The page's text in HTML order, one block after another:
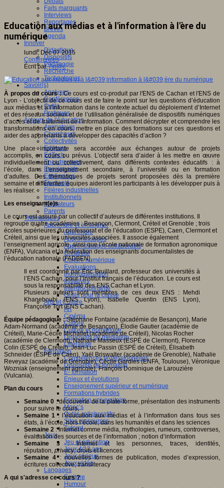
Faits marquants
Interviews
Reportages
Brèves
Agenda
Innover
Didactique
Dispositifs
Pédagogie
Recherche
Technologies
Savoir(s)
Analyses
Conférences
Outils
Pratiques
Acteurs de l'éducation
Animateurs
Chercheurs
Collectivités
Editeurs
EdTech
Encadrement
Enseignants
Entreprises
Etudiants
Filières industrielles
Institutionnels
Médiateurs
Parents
Thématiques
Apprendre et enseigner
Apprendre
Apprentissages
Apprentissages collaboratifs
Créativité
Culture numérique
Evaluations
Individualisation
Initiatives
Interdisciplinarité
Outils pour la classe
Arts et Culture
Art
Cinéma
Culture
Culture et numérique
Dispositifs de médiation
Littérature
Formation
Compétences professionnelles
Dispositifs de formation
E- formation
Enjeux et évolutions
Enseignement supérieur et numérique
Formations hybrides
Formation universitaire
Mooc’s
Outils collaboratifs
Sites ressources
Tutorat
Jeux
Jeu et éducation
Jeux 4/12 ans
Jeux sérieux
Jeux vidéo
Langages
Ecriture
Humour
Education aux médias et à l'information à l'ère du
numérique
lundi, Déc 07 2015
Conférences
Écrit parAn@é
À propos du cours :Ce cours est co-produit par l'ENS de Cachan et l'ENS de
Lyon - L’objectif de ce cours est de faire le point sur les questions d’éducation
aux médias et à l’information dans le contexte actuel du déploiement d’Internet
et des réseaux sociaux et de l’utilisation généralisée de dispositifs numériques
d’accès et de traitement de l’information. Comment décrypter et comprendre les
transformations en cours, mettre en place des formations sur ces questions et
aider des apprenants à développer des capacités d’action ?
Une place importante sera accordée aux échanges autour de projets
accomplis, en cours ou prévus. L’objectif sera d’aider à les mettre en œuvre
individuellement ou collectivement, dans différents contextes éducatifs : à
l’école, dans l’enseignement secondaire, à l’université ou en formation
d’adultes. Des thématiques de projets seront proposées dès la première
semaine et différentes équipes aideront les participants à les développer puis à
les réaliser.
Les enseignant(e)s
Le cours est assuré par un collectif d’auteurs de différentes institutions. Il
regroupe quatre académies : Besançon, Clermont, Créteil et Grenoble ; trois
écoles supérieures du professorat et de l’éducation (ESPE), Caen, Clermont et
Créteil, ainsi que les universités associées. Il associe également
l’enseignement agricole, ainsi que l’école nationale de formation agronomique
(ENFA), Vulcania et la fédération des enseignants documentalistes de
l’éducation nationale (FADBEN).
Il est coordonné par Éric Bruillard, professeur des universités à
l’ENS Cachan, pour l’institut français de l’éducation. Le cours est
sous la responsabilité des ENS Cachan et Lyon.
Plusieurs auteurs sont membres de ces deux ENS : Mehdi
Khaneboubi (ENS Lyon), Isabelle Quentin (ENS Lyon),
Françoise Tort (ENS Cachan).
Équipe pédagogique :Stéphane Fontaine (académie de Besançon), Marie
Adam-Normand (académie de Besançon), Élodie Gautier (académie de
Créteil), Marie-Cécile Michallet (académie de Créteil), Nicolas Rocher
(académie de Clermont), Nathalie Masseux (ESPÉ de Clermont), Florence
Colin (ESPÉ de Créteil), Jean-Luc Passin (ESPÉ de Créteil), Élisabeth
Schneider (ESPÉ de Caen), Yaël Briswalter (académie de Grenoble), Nathalie
Reveyaz (académie de Grenoble), Cécile Gardiès (ENFA, Toulouse), Véronique
Wozniak (enseignement agricole), François Dominique de Larouzière
(Vulcania).
Plan du cours
Semaine 0 : découverte de la plate-forme, présentation des instruments
pour suivre le cours,
Semaine 1 : l’éducation aux médias et à l’information dans tous ses
états, à l’école, hors l’école, dans les humanités et dans les sciences
Semaine 2 : Internet comme média, mythologies, rumeurs, controverses,
évaluation des sources et de l’information ; notion d’information
Semaine 3: Internet et les personnes, traces, identités,
réputation, privacy, droits et licences
Semaine 4: nouvelles formes de publication, modes d’expression,
écritures collective, transliteracy
A qui s'adresse ce cours ?